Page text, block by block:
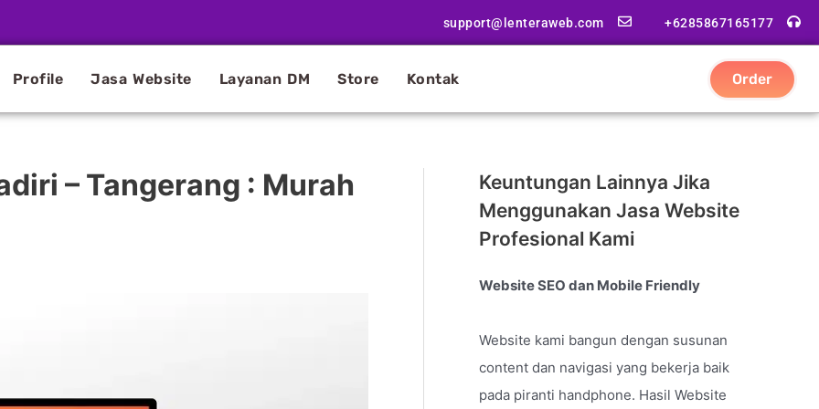
support@lenteraweb.com +6285867165177
Profile Jasa Website Layanan DM Store Kontak Order
– Tangerang : Murah
Keuntungan Lainnya Jika
Menggunakan Jasa Website
Profesional Kami
Website SEO dan Mobile Friendly
Website kami bangun dengan susunan
content dan navigasi yang bekerja baik
pada piranti handphone. Hasil Website